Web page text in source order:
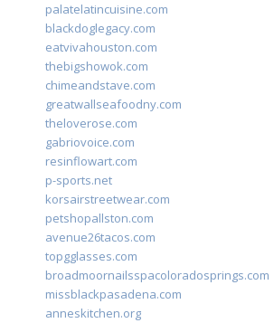
palatelatincuisine.com
blackdoglegacy.com
eatvivahouston.com
thebigshowok.com
chimeandstave.com
greatwallseafoodny.com
theloverose.com
gabriovoice.com
resinflowart.com
p-sports.net
korsairstreetwear.com
petshopallston.com
avenue26tacos.com
topgglasses.com
broadmoornailsspacoloradosprings.com
missblackpasadena.com
anneskitchen.org